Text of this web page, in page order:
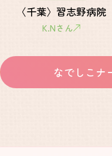
済生会について
〈千葉〉習志野病院
K.Nさん
なでしこナ